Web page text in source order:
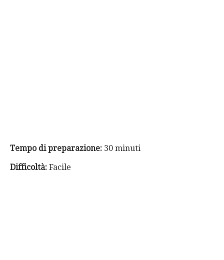
Tempo di preparazione: 30 minuti
Difficoltà: Facile